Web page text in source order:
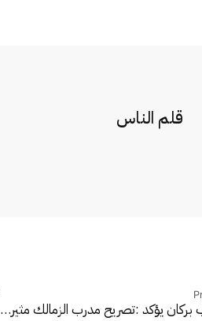
قلم الناس
بركان يؤكد :تصريح مدرب الزمالك مثير…